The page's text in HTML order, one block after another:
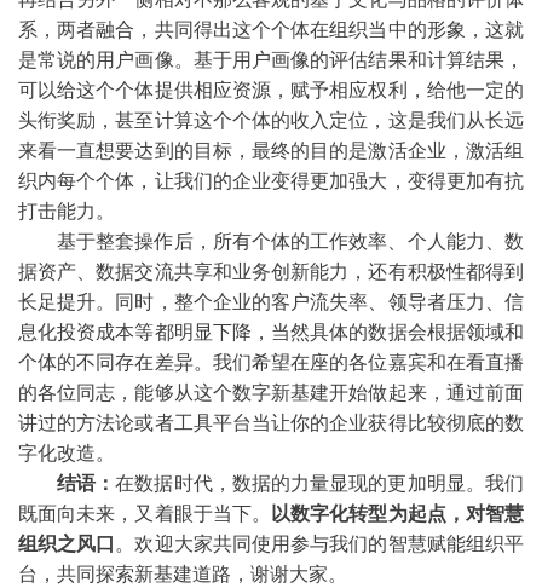
系，两者融合，共同得出这个个体在组织当中的形象，这就
是常说的用户画像。基于用户画像的评估结果和计算结果，
可以给这个个体提供相应资源，赋予相应权利，给他一定的
头衔奖励，甚至计算这个个体的收入定位，这是我们从长远
来看一直想要达到的目标，最终的目的是激活企业，激活组
织内每个个体，让我们的企业变得更加强大，变得更加有抗
打击能力。
基于整套操作后，所有个体的工作效率、个人能力、数
据资产、数据交流共享和业务创新能力，还有积极性都得到
长足提升。同时，整个企业的客户流失率、领导者压力、信
息化投资成本等都明显下降，当然具体的数据会根据领域和
个体的不同存在差异。我们希望在座的各位嘉宾和在看直播
的各位同志，能够从这个数字新基建开始做起来，通过前面
讲过的方法论或者工具平台当让你的企业获得比较彻底的数
字化改造。
结语：在数据时代，数据的力量显现的更加明显。我们
既面向未来，又着眼于当下。 以数字化转型为起点，对智慧
组织之风口。欢迎大家共同使用参与我们的智慧赋能组织平
台，共同探索新基建道路，谢谢大家。